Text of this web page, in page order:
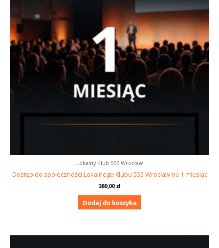
Lokalny Klub 555 Wrocław
Dostęp do społeczności Lokalnego Klubu 555 Wrocław na 1 miesiąc
380,00 zł
Dodaj do koszyka